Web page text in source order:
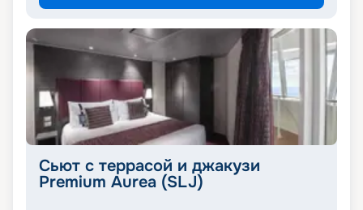
Сьют с террасой и джакузи
Premium Aurea (SLJ)